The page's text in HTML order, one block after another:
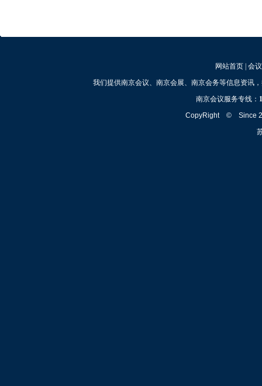
网站首页| 会
我们提供南京会议、南京会展、南京会务等信息资讯
南京会议服务专线：
CopyRight © Since